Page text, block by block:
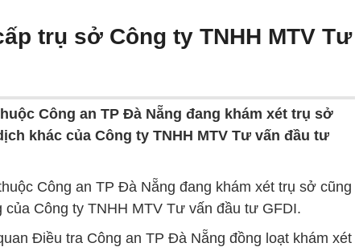
trụ sở Công ty TNHH MTV Tư
Công an TP Đà Nẵng đang khám xét trụ sở
khác của Công ty TNHH MTV Tư vấn đầu tư
Công an TP Đà Nẵng đang khám xét trụ sở cũng
của Công ty TNHH MTV Tư vấn đầu tư GFDI.
Điều tra Công an TP Đà Nẵng đồng loạt khám xét